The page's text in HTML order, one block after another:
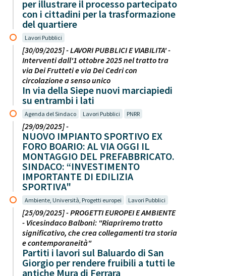
per illustrare il processo partecipato
con i cittadini per la trasformazione
del quartiere
Lavori Pubblici
[30/09/2025] - LAVORI PUBBLICI E VIABILITA' -
Interventi dall'1 ottobre 2025 nel tratto tra
via Dei Frutteti e via Dei Cedri con
circolazione a senso unico
In via della Siepe nuovi marciapiedi
su entrambi i lati
Agenda del Sindaco Lavori Pubblici PNRR
[29/09/2025] -
NUOVO IMPIANTO SPORTIVO EX
FORO BOARIO: AL VIA OGGI IL
MONTAGGIO DEL PREFABBRICATO.
SINDACO: “INVESTIMENTO
IMPORTANTE DI EDILIZIA
SPORTIVA"
Ambiente, Università, Progetti europei Lavori Pubblici
[25/09/2025] - PROGETTI EUROPEI E AMBIENTE
- Vicesindaco Balboni: "Riapriremo tratto
significativo, che crea collegamenti tra storia
e contemporaneità"
Partiti i lavori sul Baluardo di San
Giorgio per rendere fruibili a tutti le
antiche Mura di Ferrara